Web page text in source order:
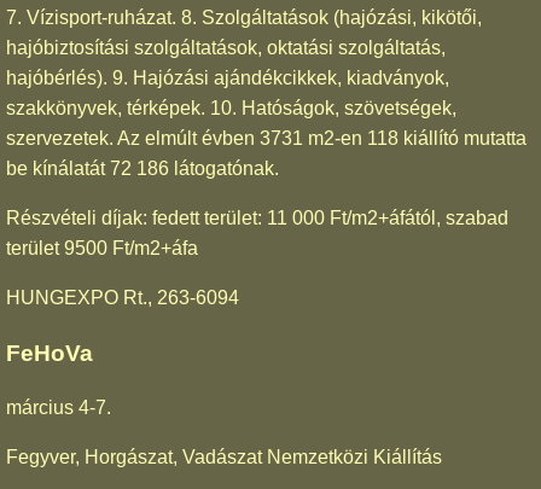
7. Vízisport-ruházat. 8. Szolgáltatások (hajózási, kikötői,
hajóbiztosítási szolgáltatások, oktatási szolgáltatás,
hajóbérlés). 9. Hajózási ajándékcikkek, kiadványok,
szakkönyvek, térképek. 10. Hatóságok, szövetségek,
szervezetek. Az elmúlt évben 3731 m2-en 118 kiállító mutatta
be kínálatát 72 186 látogatónak.
Részvételi díjak: fedett terület: 11 000 Ft/m2+áfától, szabad
terület 9500 Ft/m2+áfa
HUNGEXPO Rt., 263-6094
FeHoVa
március 4-7.
Fegyver, Horgászat, Vadászat Nemzetközi Kiállítás